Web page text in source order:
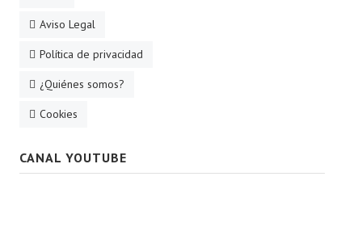
Aviso Legal
Política de privacidad
¿Quiénes somos?
Cookies
CANAL YOUTUBE